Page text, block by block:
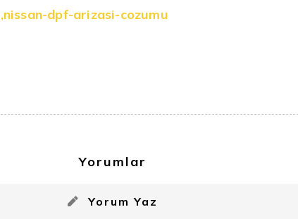
,nissan-dpf-arizasi-cozumu
Yorumlar
Yorum Yaz